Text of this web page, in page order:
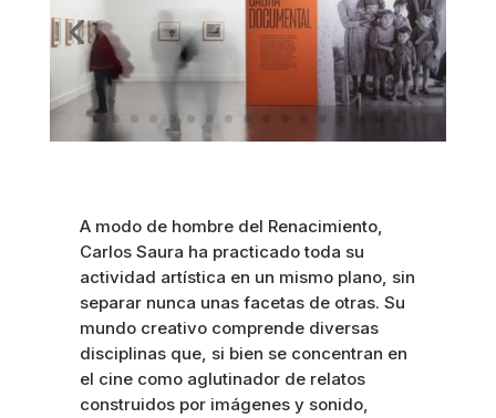
A modo de hombre del Renacimiento,
Carlos Saura ha practicado toda su
actividad artística en un mismo plano, sin
separar nunca unas facetas de otras. Su
mundo creativo comprende diversas
disciplinas que, si bien se concentran en
el cine como aglutinador de relatos
construidos por imágenes y sonido,